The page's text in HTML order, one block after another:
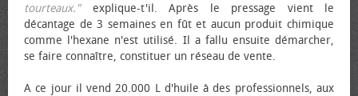
tourteaux."explique-t'il. Après le pressage vient le
décantage de 3 semaines en fût et aucun produit chimique
comme l'hexane n'est utilisé. Il a fallu ensuite démarcher,
se faire connaître, constituer un réseau de vente.
A ce jour il vend 20.000 L d'huile à des professionnels, aux